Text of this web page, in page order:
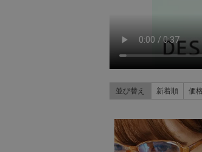
並び替え 新着順 価